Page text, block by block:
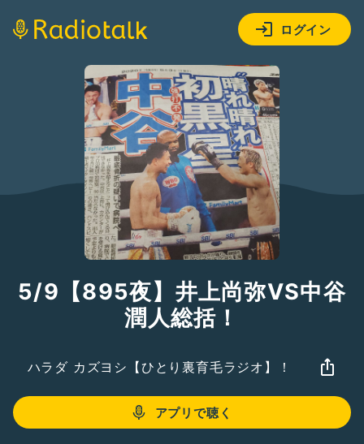
ログイン
5/9【895夜】井上尚弥VS中谷
潤人総括！
ハラダ カズヨシ【ひとり裏育毛ラジオ】！
アプリで聴く